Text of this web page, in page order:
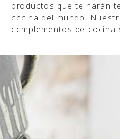
productos que te harán
cocina del mundo!
complementos de cocina